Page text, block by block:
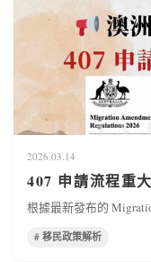
2026.03.14
407 申請流程重
根據最新發布的
# 移民政策解析